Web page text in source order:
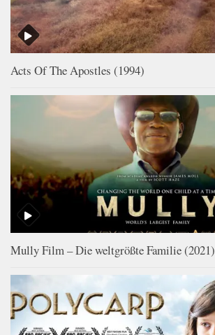
Acts Of The Apostles (1994)
Mully Film – Die weltgrößte Familie (2021)